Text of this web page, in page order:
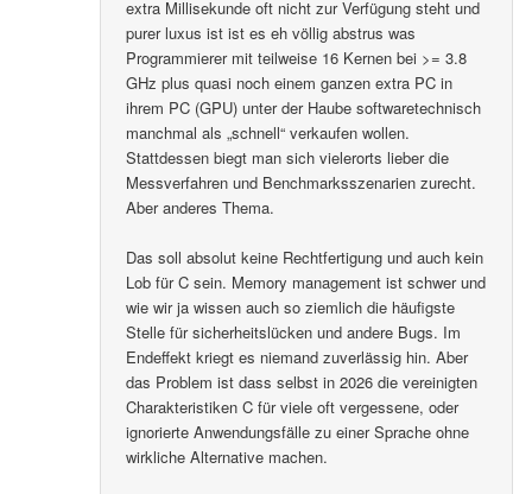
extra Millisekunde oft nicht zur Verfügung steht und
purer luxus ist ist es eh völlig abstrus was
Programmierer mit teilweise 16 Kernen bei >= 3.8
GHz plus quasi noch einem ganzen extra PC in
ihrem PC (GPU) unter der Haube softwaretechnisch
manchmal als „schnell“ verkaufen wollen.
Stattdessen biegt man sich vielerorts lieber die
Messverfahren und Benchmarksszenarien zurecht.
Aber anderes Thema.
Das soll absolut keine Rechtfertigung und auch kein
Lob für C sein. Memory management ist schwer und
wie wir ja wissen auch so ziemlich die häufigste
Stelle für sicherheitslücken und andere Bugs. Im
Endeffekt kriegt es niemand zuverlässig hin. Aber
das Problem ist dass selbst in 2026 die vereinigten
Charakteristiken C für viele oft vergessene, oder
ignorierte Anwendungsfälle zu einer Sprache ohne
wirkliche Alternative machen.